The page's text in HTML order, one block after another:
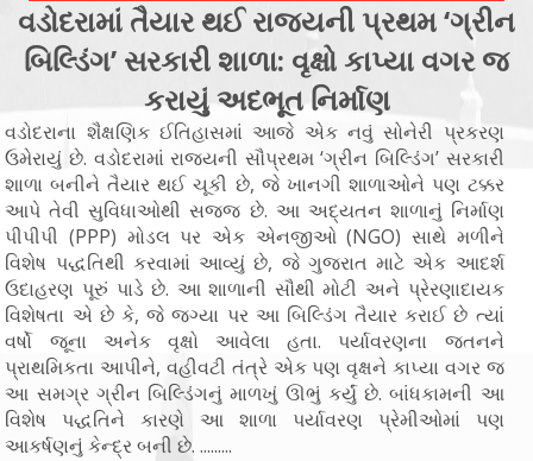
વડોદરામાં તૈયાર થઈ રાજ્યની પ્રથમ ‘ગ્રીન
બિલ્ડિંગ’ સરકારી શાળા: વૃક્ષો કાપ્યા વગર જ
કરાયું અદભૂત નિર્માણ
વડોદરાના શૈક્ષણિક ઈતિહાસમાં આજે એક નવું સોનેરી પ્રકરણ
ઉમેરાયું છે. વડોદરામાં રાજ્યની સૌપ્રથમ ‘ગ્રીન બિલ્ડિંગ’ સરકારી
શાળા બનીને તૈયાર થઈ ચૂકી છે, જે ખાનગી શાળાઓને પણ ટક્કર
આપે તેવી સુવિધાઓથી સજ્જ છે. આ અદ્યતન શાળાનું નિર્માણ
પીપીપી (PPP) મોડલ પર એક એનજીઓ (NGO) સાથે મળીને
વિશેષ પદ્ધતિથી કરવામાં આવ્યું છે, જે ગુજરાત માટે એક આદર્શ
ઉદાહરણ પૂરું પાડે છે. આ શાળાની સૌથી મોટી અને પ્રેરણાદાયક
વિશેષતા એ છે કે, જે જગ્યા પર આ બિલ્ડિંગ તૈયાર કરાઈ છે ત્યાં
વર્ષો જૂના અનેક વૃક્ષો આવેલા હતા. પર્યાવરણના જતનને
પ્રાથમિકતા આપીને, વહીવટી તંત્રે એક પણ વૃક્ષને કાપ્યા વગર જ
આ સમગ્ર ગ્રીન બિલ્ડિંગનું માળખું ઊભું કર્યું છે. બાંધકામની આ
વિશેષ પદ્ધતિને કારણે આ શાળા પર્યાવરણ પ્રેમીઓમાં પણ
આકર્ષણનું કેન્દ્ર બની છે. .........